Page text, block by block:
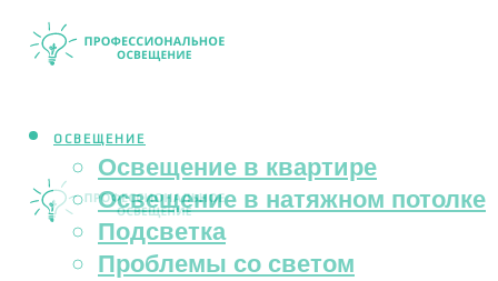
ОСВЕЩЕНИЕ
Освещение в квартире
Освещение в натяжном потолке
Подсветка
Проблемы со светом